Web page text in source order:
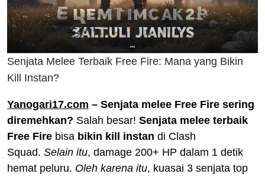
Senjata Melee Terbaik Free Fire: Mana yang Bikin
Kill Instan?
Yanogari17.com – Senjata melee Free Fire sering
diremehkan? Salah besar! Senjata melee terbaik
Free Fire bisa bikin kill instan di Clash
Squad. Selain itu, damage 200+ HP dalam 1 detik
hemat peluru. Oleh karena itu, kuasai 3 senjata top